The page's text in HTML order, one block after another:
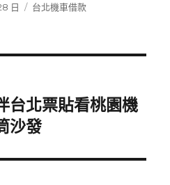
日
分
台北機車借款
台北票貼看桃園機
沙發